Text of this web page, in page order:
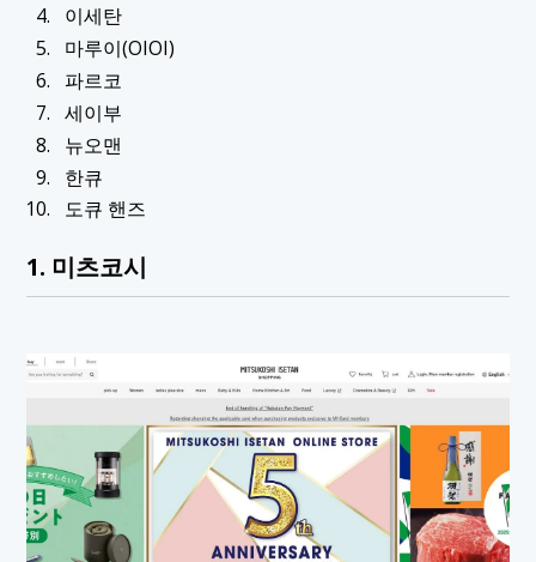
이세탄
마루이(OIOI)
파르코
세이부
뉴오맨
한큐
도큐 핸즈
1. 미츠코시